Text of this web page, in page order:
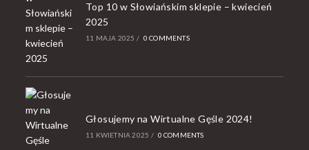
Top 10 w Słowiańskim sklepie – kwiecień
2025
11 MAJA 2025 / 0 COMMENTS
Głosujemy na Wirtualne Gęśle 2024!
11 KWIETNIA 2025 / 0 COMMENTS